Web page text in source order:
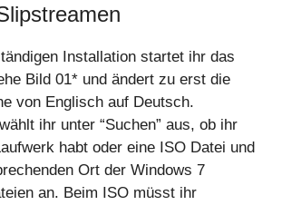
Installation startet ihr das
Bild 01* und ändert zu erst die
von Englisch auf Deutsch.
ihr unter “Suchen” aus, ob ihr
habt oder eine ISO Datei und
Ort der Windows 7
an. Beim ISO müsst ihr